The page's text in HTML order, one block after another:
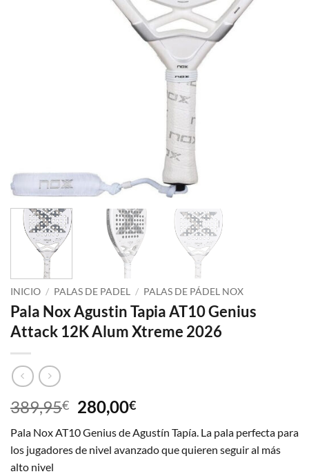
INICIO / PALAS DE PADEL / PALAS DE PÁDEL NOX
Pala Nox Agustin Tapia AT10 Genius
Attack 12K Alum Xtreme 2026
389,95€ El
precio
original
era:
280,00€El
actual
es:
Pala Nox AT10 Genius de Agustín Tapía. La pala perfecta para
los jugadores de nivel avanzado que quieren seguir al más
alto nivel